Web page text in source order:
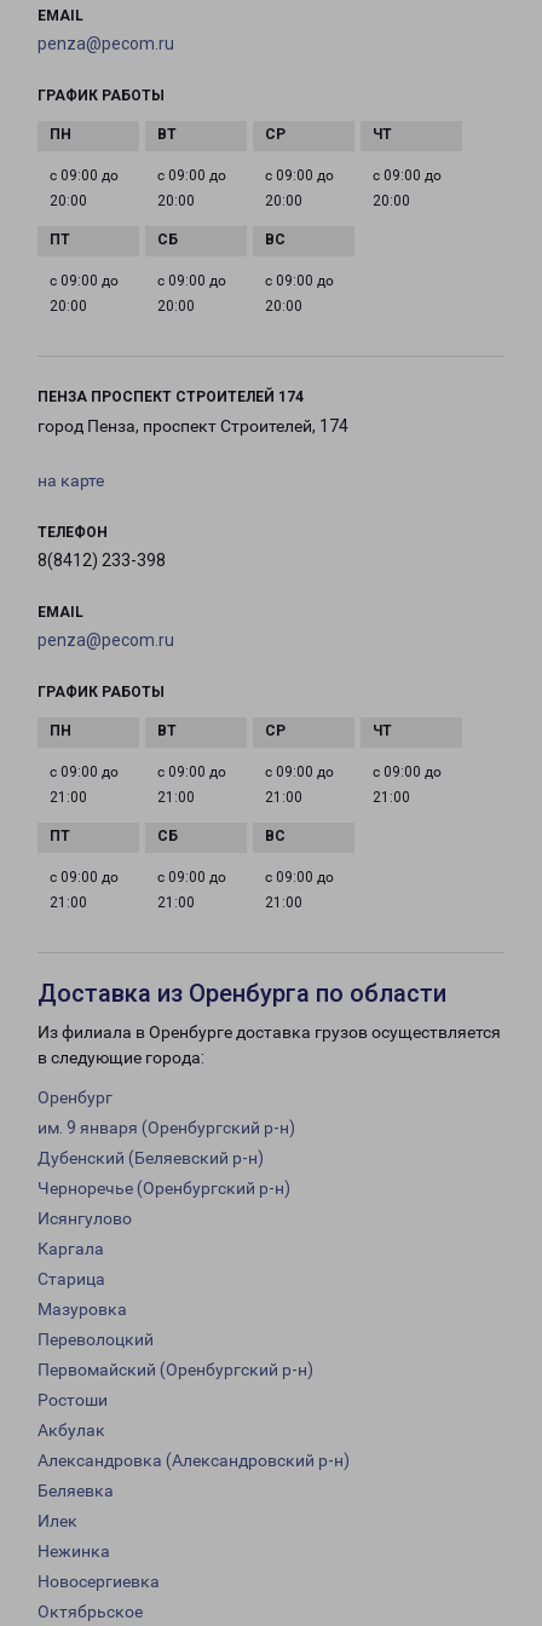
EMAIL
penza@pecom.ru
ГРАФИК РАБОТЫ
с 09:00 до
20:00
с 09:00 до
20:00
с 09:00 до
20:00
с 09:00 до
20:00
с 09:00 до
20:00
с 09:00 до
20:00
с 09:00 до
20:00
ПЕНЗА ПРОСПЕКТ СТРОИТЕЛЕЙ 174
город Пенза, проспект Строителей, 174
на карте
ТЕЛЕФОН
8(8412) 233-398
EMAIL
penza@pecom.ru
ГРАФИК РАБОТЫ
с 09:00 до
21:00
с 09:00 до
21:00
с 09:00 до
21:00
с 09:00 до
21:00
с 09:00 до
21:00
с 09:00 до
21:00
с 09:00 до
21:00
Доставка из Оренбурга по области
Из филиала в Оренбурге доставка грузов осуществляется
в следующие города:
Оренбург
им. 9 января (Оренбургский р-н)
Дубенский (Беляевский р-н)
Черноречье (Оренбургский р-н)
Исянгулово
Каргала
Старица
Мазуровка
Переволоцкий
Первомайский (Оренбургский р-н)
Ростоши
Акбулак
Александровка (Александровский р-н)
Беляевка
Илек
Нежинка
Новосергиевка
Октябрьское